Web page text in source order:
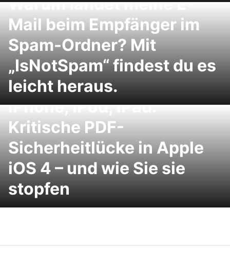
Mail beim Empfänger im
Spam-Ordner? Mit
„IsNotSpam“ findest du es
leicht heraus.
iPhone, iPod, iPad:
Kritische PDF-
Sicherheitlücke in Apple
iOS 4 – und wie Sie sie
stopfen